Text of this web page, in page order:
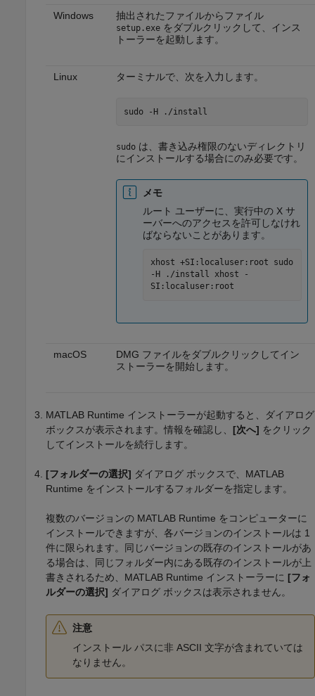
Windows
抽出されたファイルからファイル
setup.exeをダブルクリックして、インス
トーラーを起動します。
Linux ターミナルで、次を入力します。
sudo -H ./install
sudoは、書き込み権限のないディレクトリ
にインストールする場合にのみ必要です。
メモ
ルート ユーザーに、実行中の X サ
ーバーへのアクセスを許可しなけれ
ばならないことがあります。
xhost +SI:localuser:root sudo
-H ./install xhost -
SI:localuser:root
macOS
DMG ファイルをダブルクリックしてイン
ストーラーを開始します。
MATLAB Runtime インストーラーが起動すると、ダイアログ
ボックスが表示されます。情報を確認し、 [次へ] をクリック
してインストールを続行します。
[フォルダーの選択] ダイアログ ボックスで、 MATLAB
Runtime をインストールするフォルダーを指定します。
複数のバージョンの MATLAB Runtime をコンピューターに
インストールできますが、各バージョンのインストールは 1
件に限られます。同じバージョンの既存のインストールがあ
る場合は、同じフォルダー内にある既存のインストールが上
書きされるため、 MATLAB Runtime インストーラーに [フォ
ルダーの選択] ダイアログ ボックスは表示されません。
注意
インストール パスに非 ASCII 文字が含まれていては
なりません。